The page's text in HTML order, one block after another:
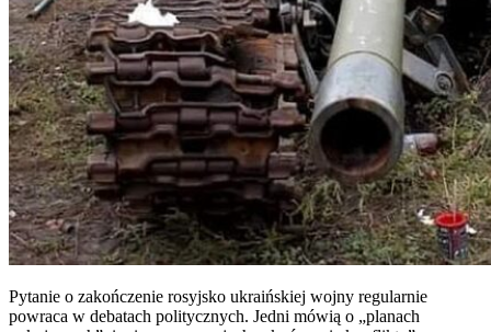
Pytanie o zakończenie rosyjsko ukraińskiej wojny regularnie
powraca w debatach politycznych. Jedni mówią o „planach